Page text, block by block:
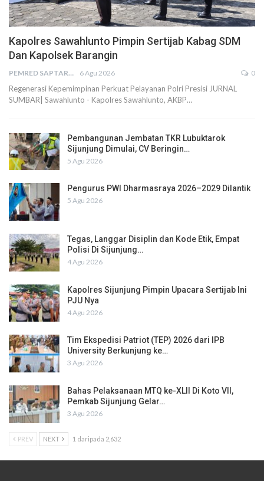
Kapolres Sawahlunto Pimpin Sertijab Kabag SDM
Dan Kapolsek Barangin
PEMRED SAPTARIUS 6 Agu 2026 0
Regenerasi Kepemimpinan Perkuat Pelayanan Polri Presisi JURNAL
SUMBAR| Sawahlunto - Kapolres Sawahlunto, AKBP…
Pembangunan Jembatan TKR Lubuktarok
Sijunjung Dimulai, CV Beringin…
5 Agu 2026
Pengurus PWI Dharmasraya 2026–2029 Dilantik
5 Agu 2026
Tegas, Langgar Disiplin dan Kode Etik, Empat
Polisi Di Sijunjung…
4 Agu 2026
Kapolres Sijunjung Pimpin Upacara Sertijab Ini
PJU Nya
4 Agu 2026
Tim Ekspedisi Patriot (TEP) 2026 dari IPB
University Berkunjung ke…
3 Agu 2026
Bahas Pelaksanaan MTQ ke-XLII Di Koto VII,
Pemkab Sijunjung Gelar…
3 Agu 2026
PREV NEXT 1 daripada 2,632